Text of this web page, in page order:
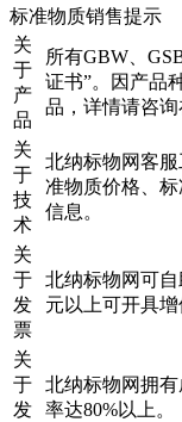
标准物质销售提示
关
于
产
品
所有GBW、
证书”。因产品
品，详情请咨询
关
于
技
术
北纳标物网客服
准物质价格、
信息。
关
于
发
票
北纳标物网可
元以上可开具增
关
于
发
北纳标物网拥
率达80%以上。